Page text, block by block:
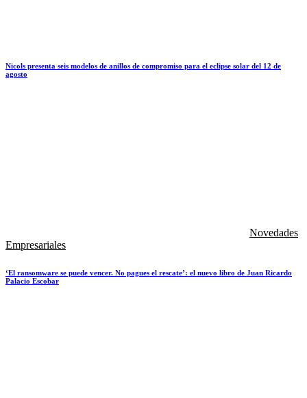
Nicols presenta seis modelos de anillos de compromiso para el eclipse solar del 12 de
agosto
Novedades
Empresariales
‘El ransomware se puede vencer. No pagues el rescate’: el nuevo libro de Juan Ricardo
Palacio Escobar